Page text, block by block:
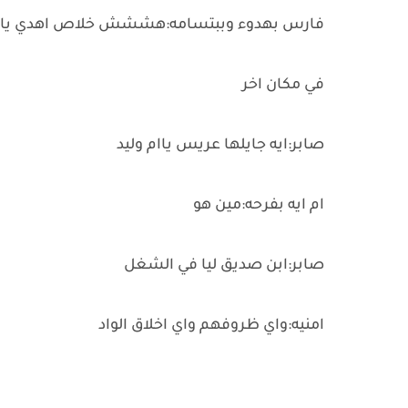
فارس بهدوء وببتسامه:هششش خلاص اهدي
في مكان اخر
صابر:ايه جايلها عريس ياام وليد
ام ايه بفرحه:مين هو
صابر:ابن صديق ليا في الشغل
امنيه:واي ظروفهم واي اخلاق الواد